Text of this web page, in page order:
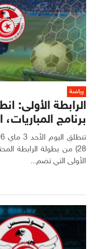
رياضة
برنامج
28) من بطولة الرابطة
الأولى التي تضم...